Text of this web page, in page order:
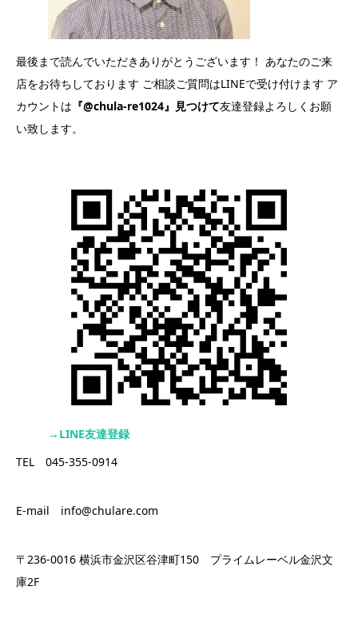
最後まで読んでいただきありがとうございます！ あなたのご来
店をお待ちしております ご相談ご質問はLINEで受け付けます ア
カウントは 『@chula-re1024』見つけて友達登録よろしくお願
い致します。
→LINE友達登録
TEL 045-355-0914
E-mail info@chulare.com
〒236-0016 横浜市金沢区谷津町150 プライムレーベル金沢文
庫2F